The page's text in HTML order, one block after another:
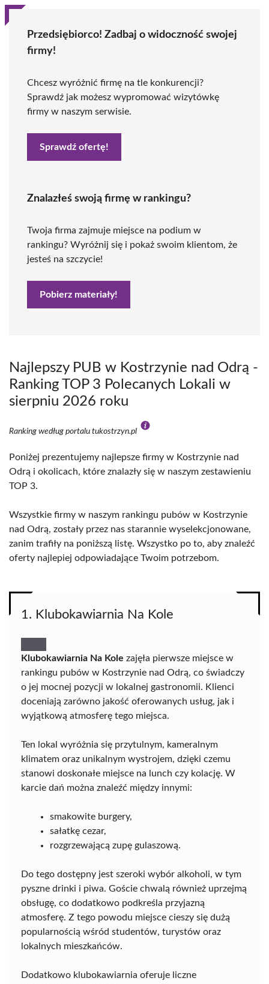
Przedsiębiorco! Zadbaj o widoczność swojej
firmy!
Chcesz wyróżnić firmę na tle konkurencji?
Sprawdź jak możesz wypromować wizytówkę
firmy w naszym serwisie.
Sprawdź ofertę!
Znalazłeś swoją firmę w rankingu?
Twoja firma zajmuje miejsce na podium w
rankingu? Wyróżnij się i pokaż swoim klientom, że
jesteś na szczycie!
Pobierz materiały!
Najlepszy PUB w Kostrzynie nad Odrą -
Ranking TOP 3 Polecanych Lokali w
sierpniu 2026 roku
Ranking według portalu tukostrzyn.pl
Poniżej prezentujemy najlepsze firmy w Kostrzynie nad
Odrą i okolicach, które znalazły się w naszym zestawieniu
TOP 3.
Wszystkie firmy w naszym rankingu pubów w Kostrzynie
nad Odrą, zostały przez nas starannie wyselekcjonowane,
zanim trafiły na poniższą listę. Wszystko po to, aby znaleźć
oferty najlepiej odpowiadające Twoim potrzebom.
1. Klubokawiarnia Na Kole
Klubokawiarnia Na Kole zajęła pierwsze miejsce w
rankingu pubów w Kostrzynie nad Odrą, co świadczy
o jej mocnej pozycji w lokalnej gastronomii. Klienci
doceniają zarówno jakość oferowanych usług, jak i
wyjątkową atmosferę tego miejsca.
Ten lokal wyróżnia się przytulnym, kameralnym
klimatem oraz unikalnym wystrojem, dzięki czemu
stanowi doskonałe miejsce na lunch czy kolację. W
karcie dań można znaleźć między innymi:
smakowite burgery,
sałatkę cezar,
rozgrzewającą zupę gulaszową.
Do tego dostępny jest szeroki wybór alkoholi, w tym
pyszne drinki i piwa. Goście chwalą również uprzejmą
obsługę, co dodatkowo podkreśla przyjazną
atmosferę. Z tego powodu miejsce cieszy się dużą
popularnością wśród studentów, turystów oraz
lokalnych mieszkańców.
Dodatkowo klubokawiarnia oferuje liczne